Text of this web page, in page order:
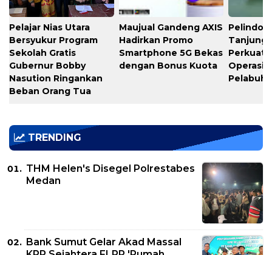
Pelajar Nias Utara
Bersyukur Program
Sekolah Gratis
Gubernur Bobby
Nasution Ringankan
Beban Orang Tua
Maujual Gandeng AXIS
Hadirkan Promo
Smartphone 5G Bekas
dengan Bonus Kuota
Pelindo
Tanjung
Perkuat
TRENDING
THM Helen's Disegel Polrestabes
Medan
Bank Sumut Gelar Akad Massal